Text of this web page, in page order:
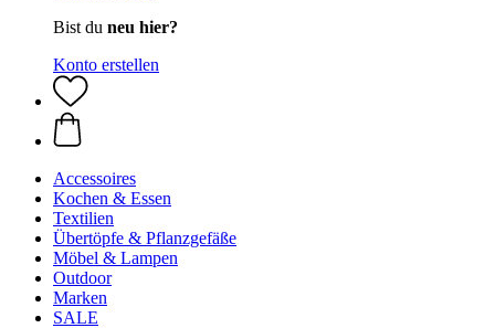
Bist du neu hier?
Konto erstellen
Accessoires
Kochen & Essen
Textilien
Übertöpfe & Pflanzgefäße
Möbel & Lampen
Outdoor
Marken
SALE